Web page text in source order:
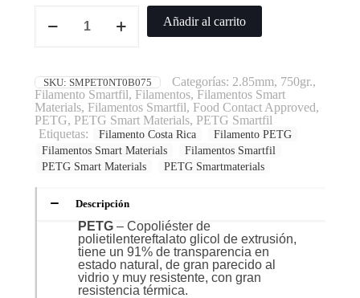
Añadir al carrito
SKU: SMPET0NT0B075 Categorías: 2.85mm, 750gr.,
Filamento Smartfil, Filamentos, Filamentos Smart
Materials, Filamentos Smartfil, Food Contact Approved,
PETG, PETG Smart Materials, PETG Smartfil
Etiquetas:
Filamento Costa Rica
Filamento PETG
Filamentos Smart Materials
Filamentos Smartfil
PETG Smart Materials
PETG Smartmaterials
Descripción
PETG– Copoliéster de
polietilentereftalato glicol de extrusión,
tiene un 91% de transparencia en
estado natural, de gran parecido al
vidrio y muy resistente, con gran
resistencia térmica.